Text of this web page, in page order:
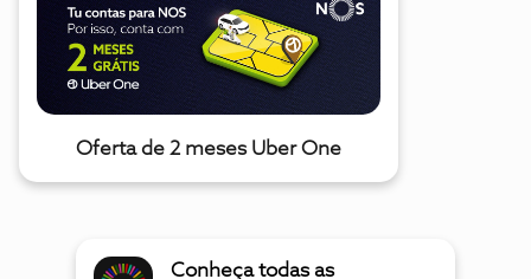
Oferta de 2 meses Uber One
Conheça todas as